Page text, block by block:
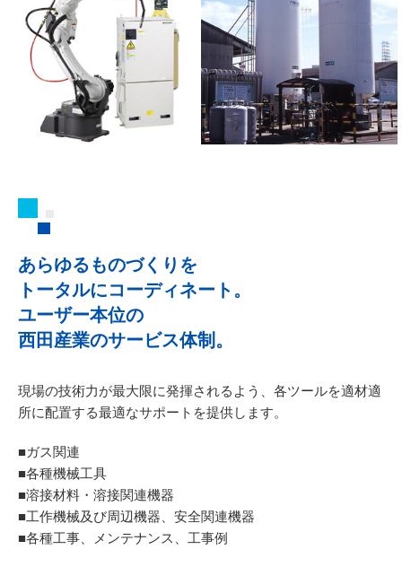
あらゆるものづくりを
トータルにコーディネート。
ユーザー本位の
西田産業のサービス体制。
現場の技術力が最大限に発揮されるよう、 各ツールを適材適
所に配置する最適なサポートを提供します。
■ガス関連
■各種機械工具
■溶接材料・溶接関連機器
■工作機械及び周辺機器、安全関連機器
■各種工事、メンテナンス、工事例